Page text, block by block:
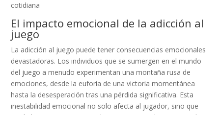
cotidiana
El impacto emocional de la adicción al
juego
La adicción al juego puede tener consecuencias emocionales
devastadoras. Los individuos que se sumergen en el mundo
del juego a menudo experimentan una montaña rusa de
emociones, desde la euforia de una victoria momentánea
hasta la desesperación tras una pérdida significativa. Esta
inestabilidad emocional no solo afecta al jugador, sino que